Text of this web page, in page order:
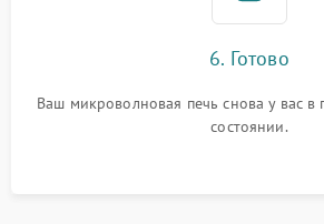
6. Готово
Ваш микроволновая печь снова у вас в
состоянии.